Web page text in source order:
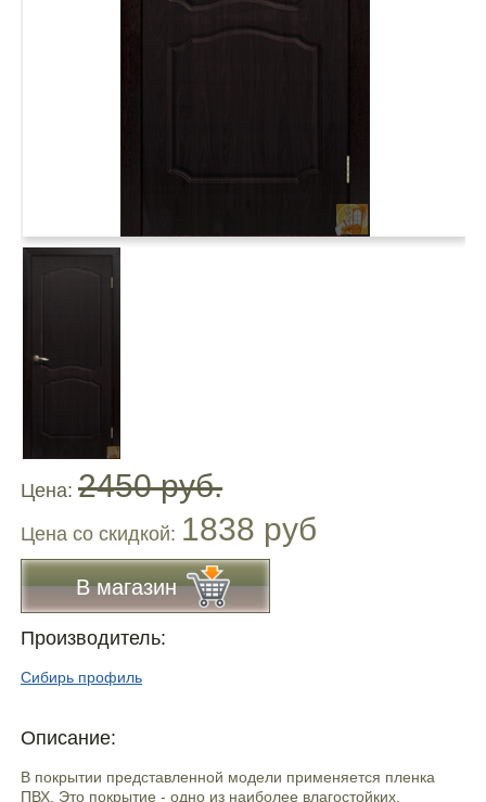
Цена: 2450 руб.
Цена co скидкой: 1838 руб
В магазин
Производитель:
Сибирь профиль
Описание:
В покрытии представленной модели применяется пленка
ПВХ. Это покрытие - одно из наиболее влагостойких.